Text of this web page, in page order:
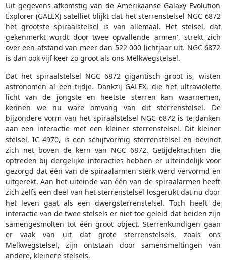
Uit gegevens afkomstig van de Amerikaanse Galaxy Evolution
Explorer (GALEX) satelliet blijkt dat het sterrenstelsel NGC 6872
het grootste spiraalstelsel is van allemaal. Het stelsel, dat
gekenmerkt wordt door twee opvallende 'armen', strekt zich
over een afstand van meer dan 522 000 lichtjaar uit. NGC 6872
is dan ook vijf keer zo groot als ons Melkwegstelsel.
Dat het spiraalstelsel NGC 6872 gigantisch groot is, wisten
astronomen al een tijdje. Dankzij GALEX, die het ultraviolette
licht van de jongste en heetste sterren kan waarnemen,
kennen we nu ware omvang van dit sterrenstelsel. De
bijzondere vorm van het spiraalstelsel NGC 6872 is te danken
aan een interactie met een kleiner sterrenstelsel. Dit kleiner
stelsel, IC 4970, is een schijfvormig sterrenstelsel en bevindt
zich net boven de kern van NGC 6872. Getijdekrachten die
optreden bij dergelijke interacties hebben er uiteindelijk voor
gezorgd dat één van de spiraalarmen sterk werd vervormd en
uitgerekt. Aan het uiteinde van één van de spiraalarmen heeft
zich zelfs een deel van het sterrenstelsel losgerukt dat nu door
het leven gaat als een dwergsterrenstelsel. Toch heeft de
interactie van de twee stelsels er niet toe geleid dat beiden zijn
samengesmolten tot één groot object. Sterrenkundigen gaan
er vaak van uit dat grote sterrenstelsels, zoals ons
Melkwegstelsel, zijn ontstaan door samensmeltingen van
andere, kleinere stelsels.